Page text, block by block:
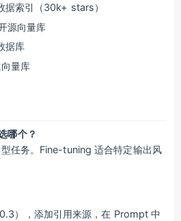
据索引（30k+ stars）
源向量库
据库
量库
哪个？
任务。Fine-tuning 适合特定输出风
），添加引用来源，在 Prompt 中